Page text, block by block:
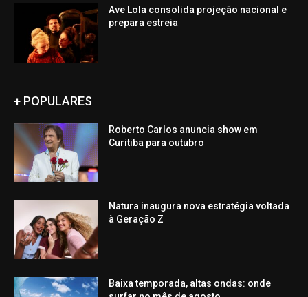
Ave Lola consolida projeção nacional e
prepara estreia
+ POPULARES
Roberto Carlos anuncia show em
Curitiba para outubro
Natura inaugura nova estratégia voltada
à Geração Z
Baixa temporada, altas ondas: onde